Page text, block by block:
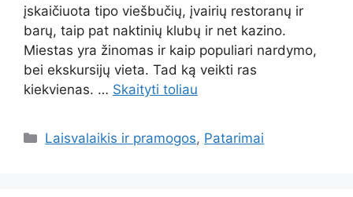
įskaičiuota tipo viešbučių, įvairių restoranų ir
barų, taip pat naktinių klubų ir net kazino.
Miestas yra žinomas ir kaip populiari nardymo,
bei ekskursijų vieta. Tad ką veikti ras
kiekvienas. … Skaityti toliau
Kategorijos
Laisvalaikis ir pramogos, Patarimai